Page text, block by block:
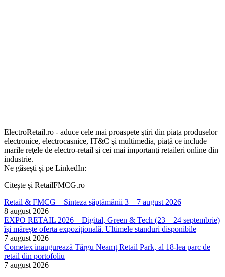
ElectroRetail.ro - aduce cele mai proaspete ştiri din piaţa produselor
electronice, electrocasnice, IT&C şi multimedia, piaţă ce include
marile reţele de electro-retail şi cei mai importanţi retaileri online din
industrie.
Ne găsești și pe LinkedIn:
Citește și RetailFMCG.ro
Retail & FMCG – Sinteza săptămânii 3 – 7 august 2026
8 august 2026
EXPO RETAIL 2026 – Digital, Green & Tech (23 – 24 septembrie)
își mărește oferta expozițională. Ultimele standuri disponibile
7 august 2026
Cometex inaugurează Târgu Neamț Retail Park, al 18-lea parc de
retail din portofoliu
7 august 2026